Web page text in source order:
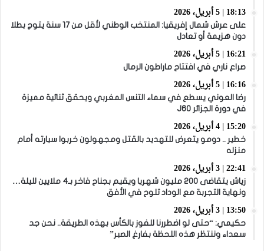
18:13 | 5 أبريل، 2026
على عرش شمال إفريقيا: المنتخب الوطني لأقل من 17 سنة يتوج بطلا
دون هزيمة أو تعادل
16:21 | 5 أبريل، 2026
صراع ناري في افتتاح ماراطون الرمال
16:16 | 5 أبريل، 2026
رضا العوني يسطع في سماء التنس المغربي ويحقق ثنائية مميزة
في دورة الجزائر J60
15:20 | 4 أبريل، 2026
خطير .. دومو يتعرض للتهديد بالقتل ومجهولون خربوا سيارته أمام
منزله
22:41 | 3 أبريل، 2026
زياش يتقاضى 200 مليون شهريا ويقيم بجناح فاخر بـ4 ملايين لليلة…
ونهاية التجربة مع الوداد تلوح في الأفق
13:50 | 3 أبريل، 2026
حكيمي: “حتى لو اضطررنا للفوز بالكأس بهذه الطريقة.. نحن جد
سعداء وننتظر هذه اللحظة بفارغ الصبر”